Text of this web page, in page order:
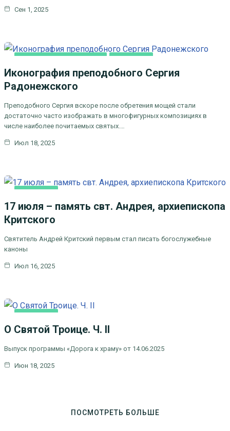
Сен 1, 2025
Иконография преподобного Сергия
Радонежского
Преподобного Сергия вскоре после обретения мощей стали
достаточно часто изображать в многофигурных композициях в
числе наиболее почитаемых святых.…
Июл 18, 2025
17 июля – память свт. Андрея, архиепископа
Критского
Святитель Андрей Критский первым стал писать богослужебные
каноны
Июл 16, 2025
О Святой Троице. Ч. II
Выпуск программы «Дорога к храму» от 14.06.2025
Июн 18, 2025
ПОСМОТРЕТЬ БОЛЬШЕ